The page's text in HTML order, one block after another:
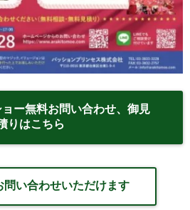
ー無料お問い合わせ、御見
りはこちら
問い合わせいただけます